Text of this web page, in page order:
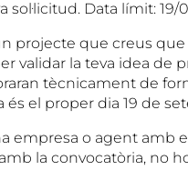
sol·licitud. Data límit: 19/
projecte que creus
validar la teva idea de
tècnicament de
és el proper dia 19 de
empresa o agent amb
la convocatòria, no